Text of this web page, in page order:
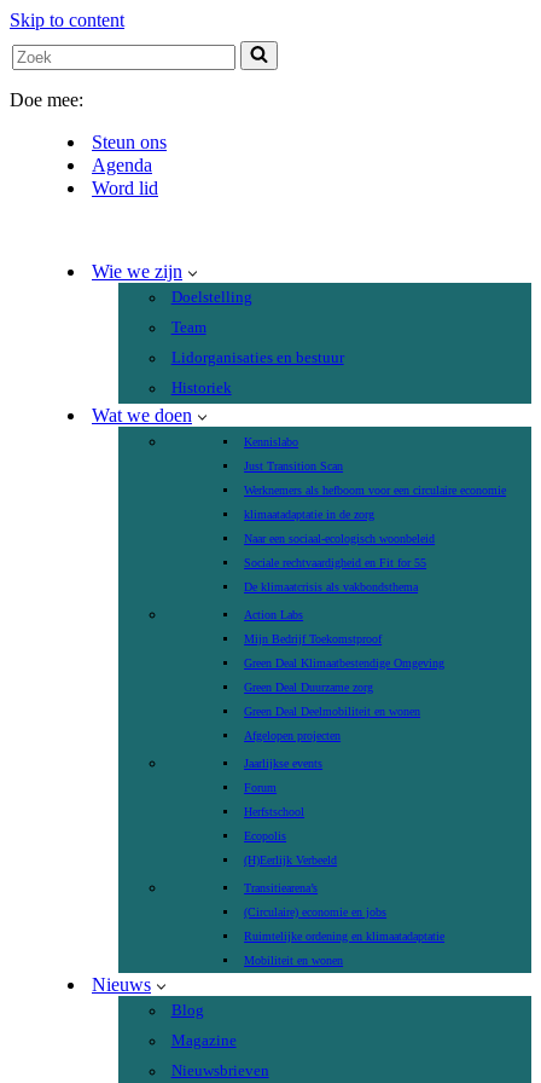
Skip to content
Search
for...
Doe mee:
Steun ons
Agenda
Word lid
Wie we zijn
Doelstelling
Team
Lidorganisaties en bestuur
Historiek
Wat we doen
Kennislabo
Just Transition Scan
Werknemers als hefboom voor een circulaire economie
klimaatadaptatie in de zorg
Naar een sociaal-ecologisch woonbeleid
Sociale rechtvaardigheid en Fit for 55
De klimaatcrisis als vakbondsthema
Action Labs
Mijn Bedrijf Toekomstproof
Green Deal Klimaatbestendige Omgeving
Green Deal Duurzame zorg
Green Deal Deelmobiliteit en wonen
Afgelopen projecten
Jaarlijkse events
Forum
Herfstschool
Ecopolis
(H)Eerlijk Verbeeld
Transitiearena’s
(Circulaire) economie en jobs
Ruimtelijke ordening en klimaatadaptatie
Mobiliteit en wonen
Nieuws
Blog
Magazine
Nieuwsbrieven